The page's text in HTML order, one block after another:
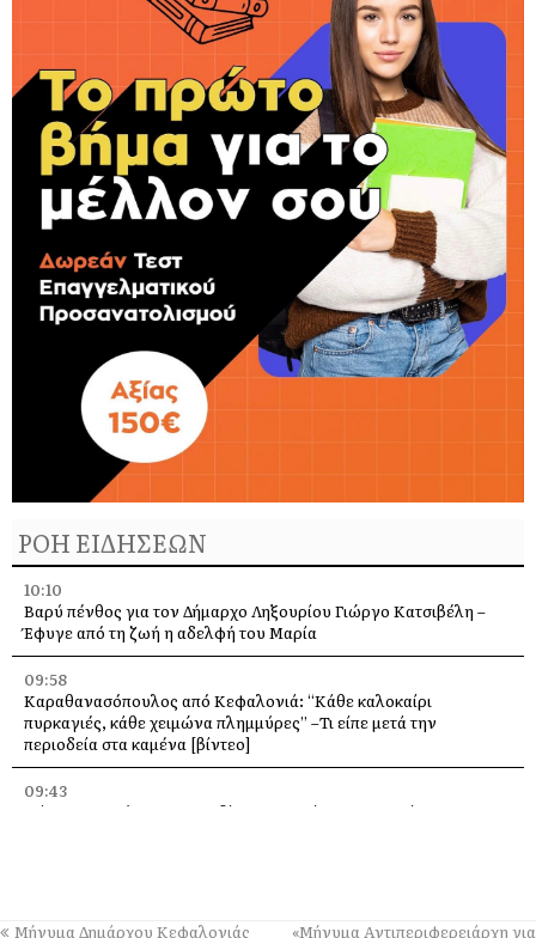
ΡΟΗ ΕΙΔΗΣΕΩΝ
10:10
Βαρύ πένθος για τον Δήμαρχο Ληξουρίου Γιώργο Κατσιβέλη –
Έφυγε από τη ζωή η αδελφή του Μαρία
09:58
Καραθανασόπουλος από Κεφαλονιά: “Κάθε καλοκαίρι
πυρκαγιές, κάθε χειμώνα πλημμύρες” –Τι είπε μετά την
περιοδεία στα καμένα [βίντεο]
09:43
Πάρος: Νεκρό 4χρονο παιδί που εντοπίστηκε σε πισίνα beach
Παγκόσμιο Κ20!
Μήνυμα Δημάρχου Κεφαλονιάς «Μήνυμα Αντιπεριφερειάρχη για